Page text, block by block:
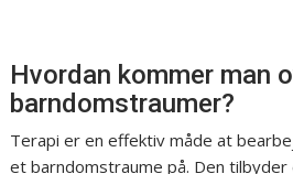
Hvordan kommer man
barndomstraumer?
Terapi er en effektiv måde at
et barndomstraume på. Den